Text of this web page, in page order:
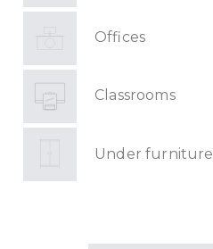
Offices
Classrooms
Under furniture